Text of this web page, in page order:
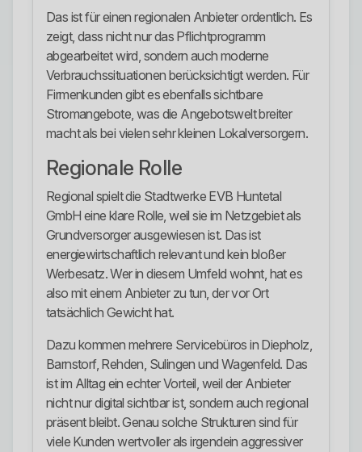
Das ist für einen regionalen Anbieter ordentlich. Es
zeigt, dass nicht nur das Pflichtprogramm
abgearbeitet wird, sondern auch moderne
Verbrauchssituationen berücksichtigt werden. Für
Firmenkunden gibt es ebenfalls sichtbare
Stromangebote, was die Angebotswelt breiter
macht als bei vielen sehr kleinen Lokalversorgern.
Regionale Rolle
Regional spielt die Stadtwerke EVB Huntetal
GmbH eine klare Rolle, weil sie im Netzgebiet als
Grundversorger ausgewiesen ist. Das ist
energiewirtschaftlich relevant und kein bloßer
Werbesatz. Wer in diesem Umfeld wohnt, hat es
also mit einem Anbieter zu tun, der vor Ort
tatsächlich Gewicht hat.
Dazu kommen mehrere Servicebüros in Diepholz,
Barnstorf, Rehden, Sulingen und Wagenfeld. Das
ist im Alltag ein echter Vorteil, weil der Anbieter
nicht nur digital sichtbar ist, sondern auch regional
präsent bleibt. Genau solche Strukturen sind für
viele Kunden wertvoller als irgendein aggressiver